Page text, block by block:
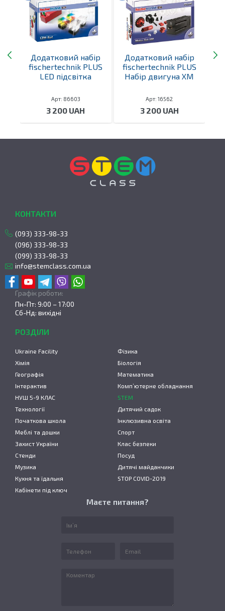
Додатковий набір
fischertechnik PLUS
LED підсвітка
Арт: 86603
3 200 UAH
Додатковий набір
fischertechnik PLUS
Набір двигуна XM
Арт: 16562
3 200 UAH
КОНТАКТИ
(093) 333-98-33
(096) 333-98-33
(099) 333-98-33
info@stemclass.com.ua
Графік роботи:
Пн-Пт: 9:00 – 17:00
Сб-Нд: вихідні
РОЗДІЛИ
Ukraine Facility
Фізика
Хімія
Біологія
Географія
Математика
Інтерактив
Комп’ютерне обладнання
НУШ 5-9 КЛАС
STEM
Технології
Дитячий садок
Початкова школа
Інклюзивна освіта
Меблі та дошки
Спорт
Захист України
Клас безпеки
Стенди
Посуд
Музика
Дитячі майданчики
Кухня та їдальня
STOP COVID-2019
Кабінети під ключ
Маєте питання?